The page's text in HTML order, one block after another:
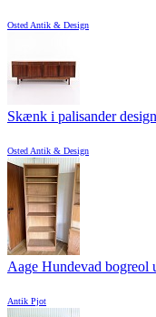
Osted Antik & Design
Skænk i palisander
Osted Antik & Design
Aage Hundevad bogreol
Antik Pjot